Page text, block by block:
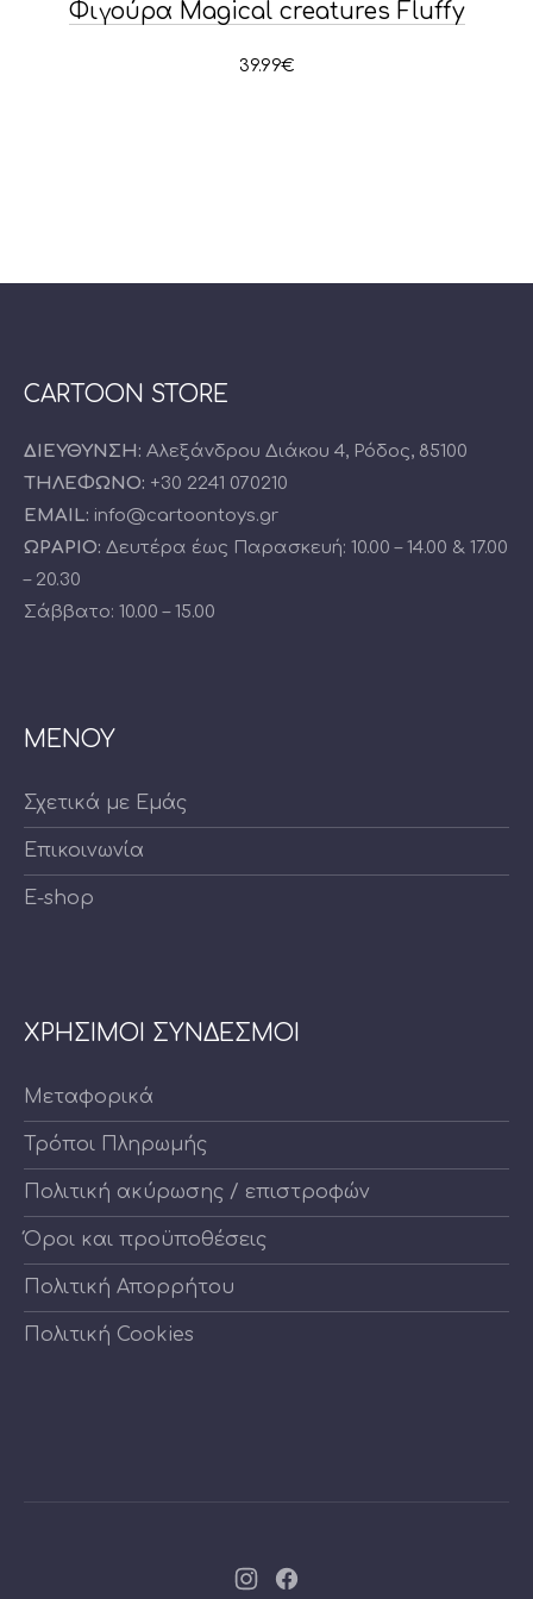
Φιγούρα Magical creatures Fluffy
39.99€
CARTOON STORE
ΔΙΕΥΘΥΝΣΗ: Αλεξάνδρου Διάκου 4, Ρόδος, 85100
ΤΗΛΕΦΩΝΟ: +30 2241 070210
EMAIL: info@cartoontoys.gr
ΩΡΑΡΙΟ: Δευτέρα έως Παρασκευή: 10.00 – 14.00 & 17.00
– 20.30
Σάββατο: 10.00 – 15.00
ΜΕΝΟΥ
Σχετικά με Εμάς
Επικοινωνία
E-shop
ΧΡΗΣΙΜΟΙ ΣΥΝΔΕΣΜΟΙ
Μεταφορικά
Τρόποι Πληρωμής
Πολιτική ακύρωσης / επιστροφών
Όροι και προϋποθέσεις
Πολιτική Απορρήτου
Πολιτική Cookies
Νέο Νέο